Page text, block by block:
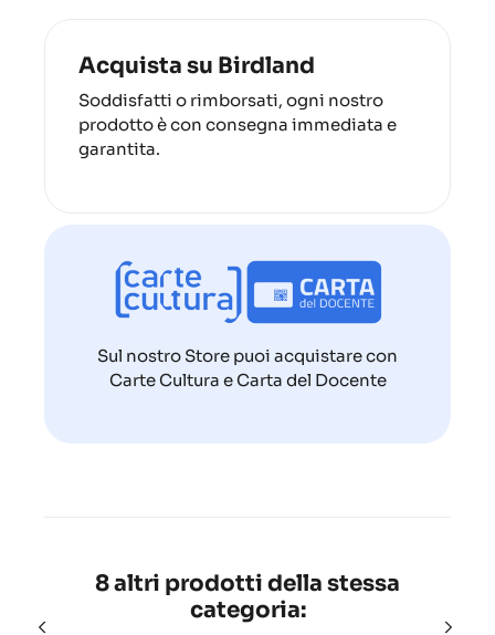
Acquista su Birdland
Soddisfatti o rimborsati, ogni nostro
prodotto è con consegna immediata e
garantita.
Sul nostro Store puoi acquistare con
Carte Cultura e Carta del Docente
8 altri prodotti della stessa
categoria: